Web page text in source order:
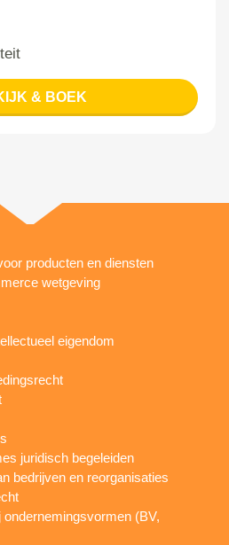
& BOEK
producten en diensten
wetgeving
eigendom
juridisch begeleiden
bedrijven en reorganisaties
(BV,